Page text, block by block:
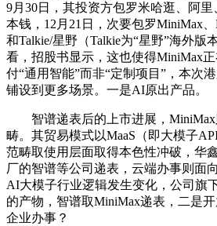
9月30日，其投资方包罗米哈逛、阿
本钱，12月21日，次要包罗MiniMax
和Talkie/星野（Talkie为“星野”海外版
看，招股书显示，这也使得MiniMax
付“通用智能”而非“定制项目”，本次
铺设到更多场景。一是AI原出产品。
智谱递表后的上市进展，MiniMax
畴。其贸易模式以MaaS（即大模子
范畴取使用层面取得本色性冲破，华
厂的智谱等公司递表，云端办事则面
AI大模子行业逻辑发生变化，公司旗
的产物，智谱取MiniMax递表，二是
企业办事？